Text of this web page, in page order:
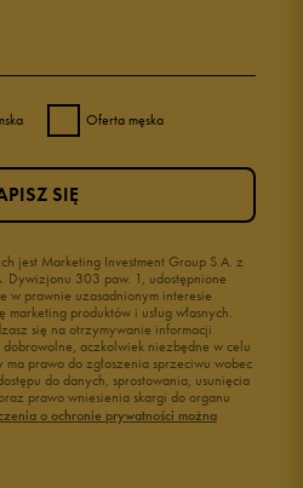
Oferta męska
jest Marketing Investment Group S.A. z
Dywizjonu 303 paw. 1, udostępnione
w prawnie uzasadnionym interesie
produktów i usług własnych.
się na otrzymywanie informacji
aczkolwiek niezbędne w celu
prawo do zgłoszenia sprzeciwu wobec
do danych, sprostowania, usunięcia
prawo wniesienia skargi do organu
o ochronie prywatności można
SIĘ